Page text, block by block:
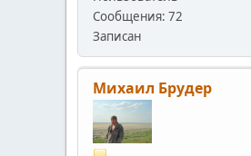
Сообщения: 72
Записан
Михаил Брудер